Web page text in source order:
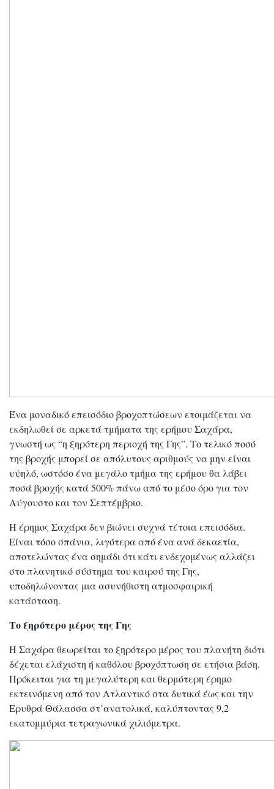
Ένα μοναδικό επεισόδιο βροχοπτώσεων ετοιμάζεται να
εκδηλωθεί σε αρκετά τμήματα της ερήμου Σαχάρα,
γνωστή ως “η ξηρότερη περιοχή της Γης”. Το τελικό ποσό
της βροχής μπορεί σε απόλυτους αριθμούς να μην είναι
υψηλό, ωστόσο ένα μεγάλο τμήμα της ερήμου θα λάβει
ποσά βροχής κατά 500% πάνω από το μέσο όρο για τον
Αύγουστο και τον Σεπτέμβριο.
Η έρημος Σαχάρα δεν βιώνει συχνά τέτοια επεισόδια.
Είναι τόσο σπάνια, λιγότερα από ένα ανά δεκαετία,
αποτελώντας ένα σημάδι ότι κάτι ενδεχομένως αλλάζει
στο πλανητικό σύστημα του καιρού της Γης,
υποδηλώνοντας μια ασυνήθιστη ατμοσφαιρική
κατάσταση.
Το ξηρότερο μέρος της Γης
Η Σαχάρα θεωρείται το ξηρότερο μέρος του πλανήτη διότι
δέχεται ελάχιστη ή καθόλου βροχόπτωση σε ετήσια βάση.
Πρόκειται για τη μεγαλύτερη και θερμότερη έρημο
εκτεινόμενη από τον Ατλαντικό στα δυτικά έως και την
Ερυθρά Θάλασσα στ’ανατολικά, καλύπτοντας 9,2
εκατομμύρια τετραγωνικά χιλιόμετρα.